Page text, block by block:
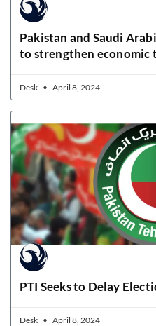
Pakistan and Saudi
to strengthen economic
Desk April 8, 2024
PTI Seeks to Delay
Desk April 8, 2024